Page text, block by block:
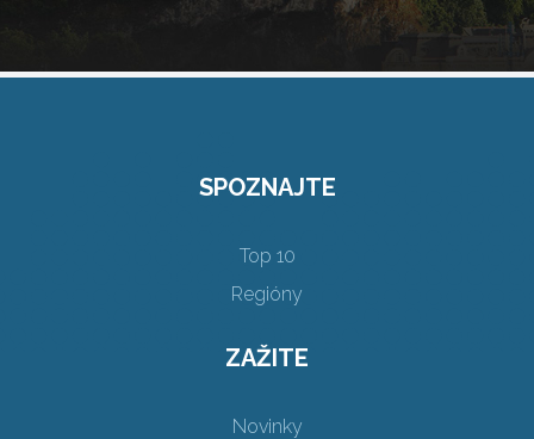
SPOZNAJTE
Top 10
Regióny
ZAŽITE
Novinky